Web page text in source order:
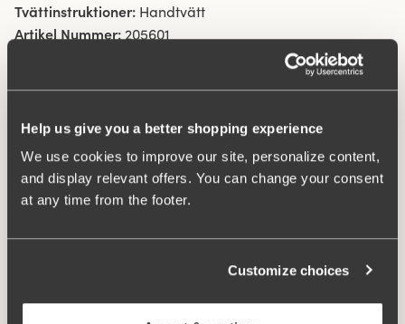
Help us give you a better shopping experience
We use cookies to improve our site, personalize content,
and display relevant offers. You can change your consent
at any time from the footer.
Customize choices
Tvättinstruktioner: Handtvätt
Artikel Nummer: 205601
B-D 70-85: 3 på höjden. B-D 90-105 & E-G
Vad gör den så bekväm?
Extra bred rygg